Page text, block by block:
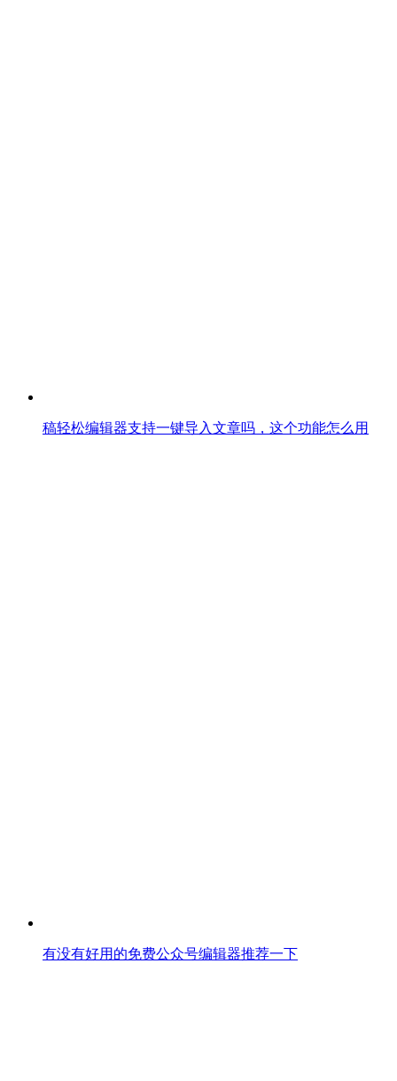
稿轻松编辑器支持一键导入文章吗，这个功能怎么用
有没有好用的免费公众号编辑器推荐一下